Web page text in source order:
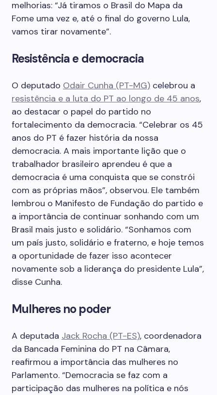
melhorias: “Já tiramos o Brasil do Mapa da
Fome uma vez e, até o final do governo Lula,
vamos tirar novamente”.
Resistência e democracia
O deputado Odair Cunha (PT-MG) celebrou a
resistência e a luta do PT ao longo de 45 anos,
ao destacar o papel do partido no
fortalecimento da democracia. “Celebrar os 45
anos do PT é fazer história da nossa
democracia. A mais importante lição que o
trabalhador brasileiro aprendeu é que a
democracia é uma conquista que se constrói
com as próprias mãos”, observou. Ele também
lembrou o Manifesto de Fundação do partido e
a importância de continuar sonhando com um
Brasil mais justo e solidário. “Sonhamos com
um país justo, solidário e fraterno, e hoje temos
a oportunidade de fazer isso acontecer
novamente sob a liderança do presidente Lula”,
disse Cunha.
Mulheres no poder
A deputada Jack Rocha (PT-ES), coordenadora
da Bancada Feminina do PT na Câmara,
reafirmou a importância das mulheres no
Parlamento. “Democracia se faz com a
participação das mulheres na política e nós